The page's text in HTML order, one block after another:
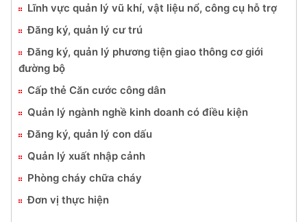
Lĩnh vực quản lý vũ khí, vật liệu nổ, công cụ hỗ trợ
Đăng ký, quản lý cư trú
Đăng ký, quản lý phương tiện giao thông cơ giới
đường bộ
Cấp thẻ Căn cước công dân
Quản lý ngành nghề kinh doanh có điều kiện
Đăng ký, quản lý con dấu
Quản lý xuất nhập cảnh
Phòng cháy chữa cháy
Đơn vị thực hiện